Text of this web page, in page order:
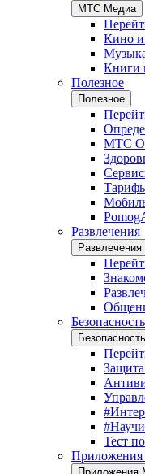
МТС Медиа
Кино
Книги
Полезное
Полезное
МТС
Развлечения
Развлечения
Безопасность
Безопасность
Тест